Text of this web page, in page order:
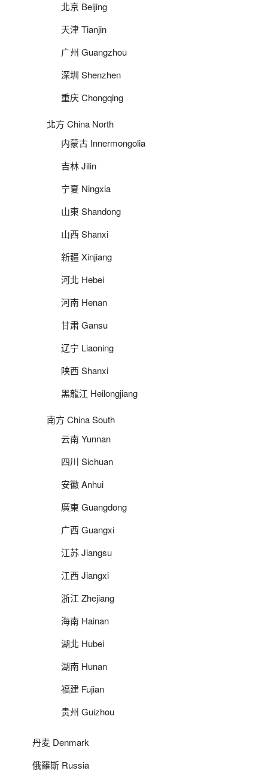
北京 Beijing
天津 Tianjin
广州 Guangzhou
深圳 Shenzhen
重庆 Chongqing
北方 China North
内蒙古 Innermongolia
吉林 Jilin
宁夏 Ningxia
山東 Shandong
山西 Shanxi
新疆 Xinjiang
河北 Hebei
河南 Henan
甘肃 Gansu
辽宁 Liaoning
陕西 Shanxi
黑龍江 Heilongjiang
南方 China South
云南 Yunnan
四川 Sichuan
安徽 Anhui
廣東 Guangdong
广西 Guangxi
江苏 Jiangsu
江西 Jiangxi
浙江 Zhejiang
海南 Hainan
湖北 Hubei
湖南 Hunan
福建 Fujian
贵州 Guizhou
丹麦 Denmark
俄羅斯 Russia